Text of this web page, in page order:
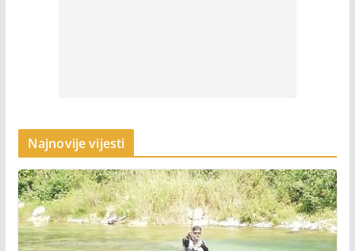
Najnovije vijesti